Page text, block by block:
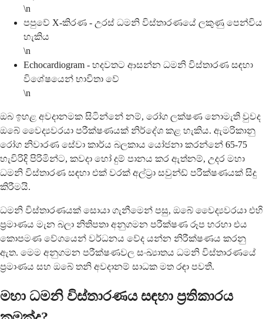
\n
පපුවේ X-කිරණ - උරස් ධමනි විස්තාරණයේ ලකුණු පෙන්විය
හැකිය
\n
Echocardiogram - හදවතට ආසන්න ධමනි විස්තාරණ සඳහා
විශේෂයෙන් භාවිතා වේ
\n
ඔබ ඉහළ අවදානමක සිටින්නේ නම්, රෝග ලක්ෂණ නොමැති වුවද
ඔබේ වෛද්‍යවරයා පරීක්ෂණයක් නිර්දේශ කළ හැකිය. ඇමරිකානු
රෝග නිවාරණ සේවා කාර්ය බලකාය යෝජනා කරන්නේ 65-75
හැවිරිදි පිරිමින්ට, කවදා හෝ දුම් පානය කර ඇත්නම්, උදර මහා
ධමනි විස්තාරණ සඳහා එක් වරක් අල්ට්‍රා සවුන්ඩ් පරීක්ෂණයක් සිදු
කිරීමයි.
ධමනි විස්තාරණයක් සොයා ගැනීමෙන් පසු, ඔබේ වෛද්‍යවරයා එහි
ප්‍රමාණය මැන බලා නිතිපතා අනුගමන පරීක්ෂණ රූප හරහා එය
කොපමණ වේගයෙන් වර්ධනය වේද යන්න නිරීක්ෂණය කරනු
ඇත. මෙම අනුගමන පරීක්ෂණවල සංඛ්‍යාතය ධමනි විස්තාරණයේ
ප්‍රමාණය සහ ඔබේ තනි අවදානම් සාධක මත රඳා පවතී.
මහා ධමනි විස්තාරණය සඳහා ප්‍රතිකාරය